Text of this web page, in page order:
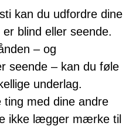
kan du udfordre dine
blind eller seende.
– og
seende – kan du føle
underlag.
ting med dine andre
ikke lægger mærke til